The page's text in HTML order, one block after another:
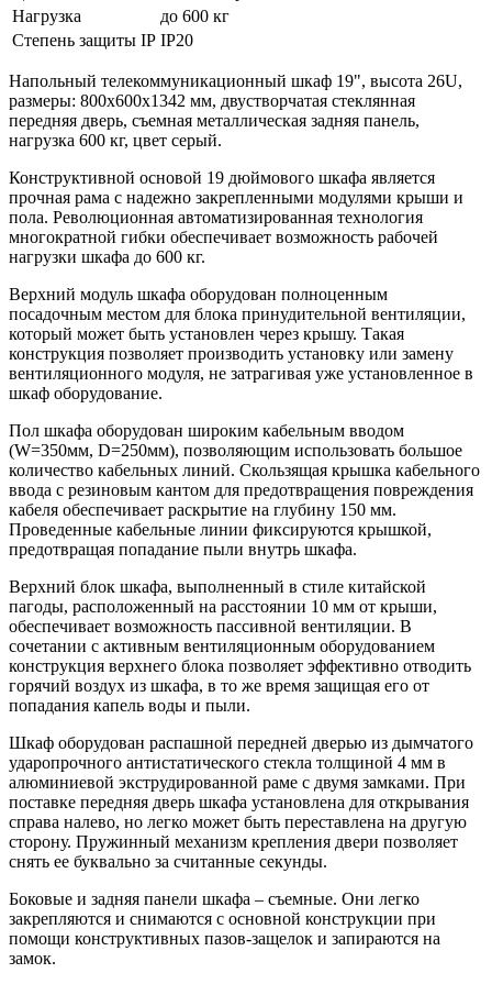
Нагрузка
до 600 кг
Степень защиты IP IP20
Напольный телекоммуникационный шкаф 19", высота 26U,
размеры: 800х600х1342 мм, двустворчатая стеклянная
передняя дверь, съемная металлическая задняя панель,
нагрузка 600 кг, цвет серый.
Конструктивной основой 19 дюймового шкафа является
прочная рама с надежно закрепленными модулями крыши и
пола. Революционная автоматизированная технология
многократной гибки обеспечивает возможность рабочей
нагрузки шкафа до 600 кг.
Верхний модуль шкафа оборудован полноценным
посадочным местом для блока принудительной вентиляции,
который может быть установлен через крышу. Такая
конструкция позволяет производить установку или замену
вентиляционного модуля, не затрагивая уже установленное в
шкаф оборудование.
Пол шкафа оборудован широким кабельным вводом
(W=350мм, D=250мм), позволяющим использовать большое
количество кабельных линий. Скользящая крышка кабельного
ввода с резиновым кантом для предотвращения повреждения
кабеля обеспечивает раскрытие на глубину 150 мм.
Проведенные кабельные линии фиксируются крышкой,
предотвращая попадание пыли внутрь шкафа.
Верхний блок шкафа, выполненный в стиле китайской
пагоды, расположенный на расстоянии 10 мм от крыши,
обеспечивает возможность пассивной вентиляции. В
сочетании с активным вентиляционным оборудованием
конструкция верхнего блока позволяет эффективно отводить
горячий воздух из шкафа, в то же время защищая его от
попадания капель воды и пыли.
Шкаф оборудован распашной передней дверью из дымчатого
ударопрочного антистатического стекла толщиной 4 мм в
алюминиевой экструдированной раме с двумя замками. При
поставке передняя дверь шкафа установлена для открывания
справа налево, но легко может быть переставлена на другую
сторону. Пружинный механизм крепления двери позволяет
снять ее буквально за считанные секунды.
Боковые и задняя панели шкафа – съемные. Они легко
закрепляются и снимаются с основной конструкции при
помощи конструктивных пазов-защелок и запираются на
замок.